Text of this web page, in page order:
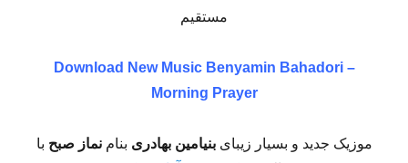
مستقیم
Download New Music Benyamin Bahadori –
Morning Prayer
موزیک جدید و بسیار زیبایبنیامین بهادری بنام نماز صبح با